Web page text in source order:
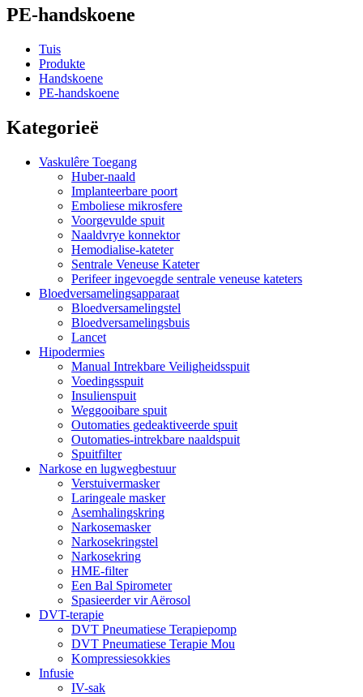
PE-handskoene
Tuis
Produkte
Handskoene
PE-handskoene
Kategorieë
Vaskulêre Toegang
Huber-naald
Implanteerbare poort
Emboliese mikrosfere
Voorgevulde spuit
Naaldvrye konnektor
Hemodialise-kateter
Sentrale Veneuse Kateter
Perifeer ingevoegde sentrale veneuse kateters
Bloedversamelingsapparaat
Bloedversamelingstel
Bloedversamelingsbuis
Lancet
Hipodermies
Manual Intrekbare Veiligheidsspuit
Voedingsspuit
Insulienspuit
Weggooibare spuit
Outomaties gedeaktiveerde spuit
Outomaties-intrekbare naaldspuit
Spuitfilter
Narkose en lugwegbestuur
Verstuivermasker
Laringeale masker
Asemhalingskring
Narkosemasker
Narkosekringstel
Narkosekring
HME-filter
Een Bal Spirometer
Spasieerder vir Aërosol
DVT-terapie
DVT Pneumatiese Terapiepomp
DVT Pneumatiese Terapie Mou
Kompressiesokkies
Infusie
IV-sak